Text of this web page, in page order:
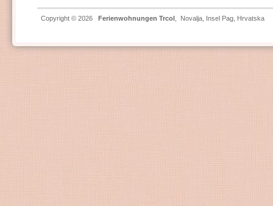
Copyright © 2026 Ferienwohnungen Trcol Novalja Insel Pag , Hrvatska